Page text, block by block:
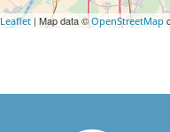
Leaflet| Map data ©OpenStreetMap